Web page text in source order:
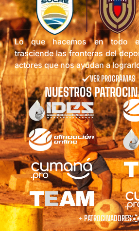
Lo que hacemos en todo
trasciende las fronteras del
actores que nos ayudan a
VER PROGRAMAS
NUESTROS
+ PATROCINADORES